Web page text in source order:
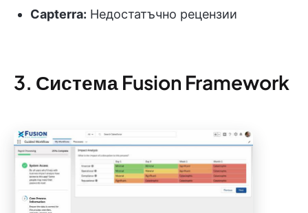
Capterra: Недостатъчно рецензии
3. Система Fusion Framework